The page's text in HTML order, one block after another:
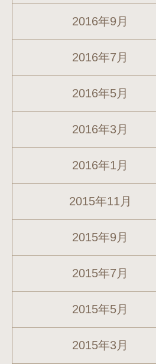
2016年9月
2016年7月
2016年5月
2016年3月
2016年1月
2015年11月
2015年9月
2015年7月
2015年5月
2015年3月